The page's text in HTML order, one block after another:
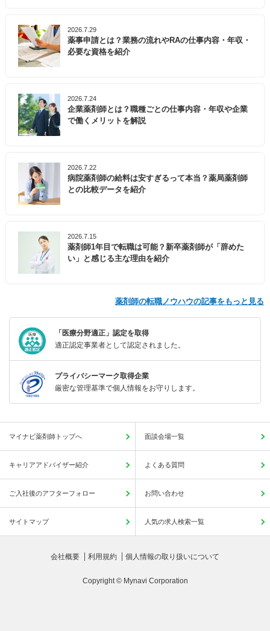
2026.7.29
薬事申請とは？業務の流れやRAの仕事内容・年収・
必要な資格を紹介
2026.7.24
企業薬剤師とは？職種ごとの仕事内容・年収や企業
で働くメリットを解説
2026.7.22
病院薬剤師の給料は安すぎるって本当？薬局薬剤師
との比較データを紹介
2026.7.15
薬剤師1年目で転職は可能？新卒薬剤師が「辞めた
い」と感じる主な理由を紹介
薬剤師の転職ノウハウの記事をもっと見る
「医療分野適正」認定を取得
適正認定事業者として認定されました。
プライバシーマーク取得企業
厳密な管理基準で個人情報をお守りします。
マイナビ薬剤師トップへ 面談会場一覧
キャリアアドバイザー紹介 よくある質問
ご入社後のアフターフォロー お問い合わせ
サイトマップ 人気の求人検索一覧
会社概要 利用規約 個人情報の取り扱いについて
Copyright © Mynavi Corporation